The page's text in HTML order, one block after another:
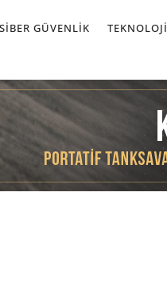
SIBER GÜVENLIK TEKNOLOJI